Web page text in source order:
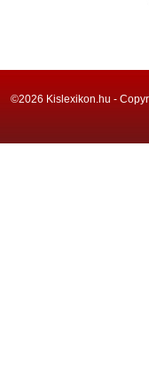
©2026 Kislexikon.hu -